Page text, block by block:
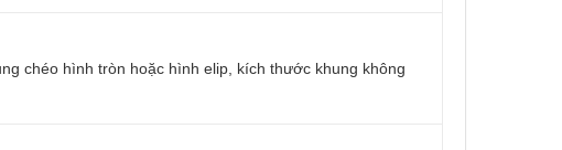
chéo hình tròn hoặc hình elip, kích thước khung không